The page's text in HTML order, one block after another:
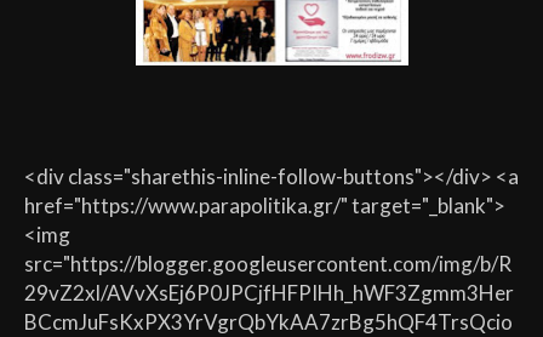
<div class="sharethis-inline-follow-buttons"></div> <a
href="https://www.parapolitika.gr/" target="_blank">
<img
src="https://blogger.googleusercontent.com/img/b/R
29vZ2xl/AVvXsEj6P0JPCjfHFPIHh_hWF3Zgmm3Her
BCcmJuFsKxPX3YrVgrQbYkAA7zrBg5hQF4TrsQcio